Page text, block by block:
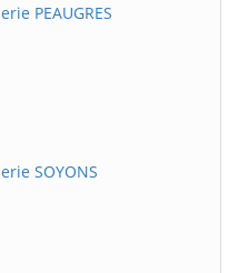
PEAUGRES
SOYONS